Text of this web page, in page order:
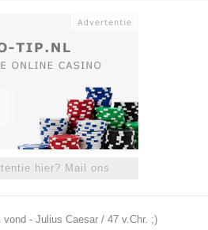
hier? Mail ons
vond - Julius Caesar / 47 v.Chr. ;)